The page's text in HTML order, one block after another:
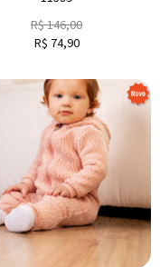
R$146,00
R$ 74,90